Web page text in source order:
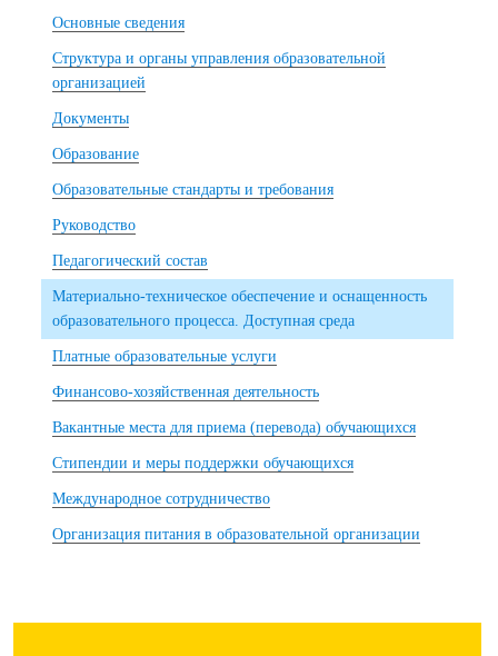
Основные сведения
Структура и органы управления образовательной
организацией
Документы
Образование
Образовательные стандарты и требования
Руководство
Педагогический состав
Материально-техническое обеспечение и оснащенность
образовательного процесса. Доступная среда
Платные образовательные услуги
Финансово-хозяйственная деятельность
Вакантные места для приема (перевода) обучающихся
Стипендии и меры поддержки обучающихся
Международное сотрудничество
Организация питания в образовательной организации